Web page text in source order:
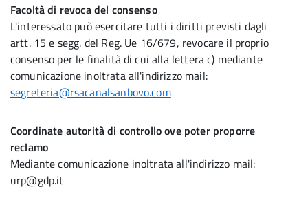
Facoltà di revoca del consenso
L'interessato può esercitare tutti i diritti previsti dagli
artt. 15 e segg. del Reg. Ue 16/679, revocare il proprio
consenso per le finalità di cui alla lettera c) mediante
comunicazione inoltrata all'indirizzo mail:
segreteria@rsacanalsanbovo.com
Coordinate autorità di controllo ove poter proporre
reclamo
Mediante comunicazione inoltrata all'indirizzo mail:
urp@gdp.it